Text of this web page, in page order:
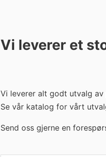
Vi leverer et
Vi leverer alt godt utvalg
Se vår katalog for vårt
Send oss gjerne en